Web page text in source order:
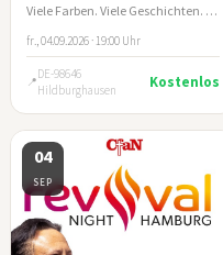
Viele Farben. Viele Geschichten. Ein Abend, der berührt.
fr., 04.09.2026 · 19:00 Uhr
DE-98646
Hildburghausen
Kostenlos
04
SEP